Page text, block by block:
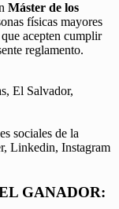
Máster de los
físicas mayores
acepten cumplir
reglamento.
El Salvador,
sociales de la
Linkedin, Instagram
GANADOR: